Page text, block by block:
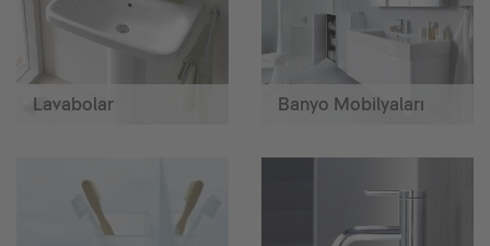
Lavabolar Banyo Mobilyaları